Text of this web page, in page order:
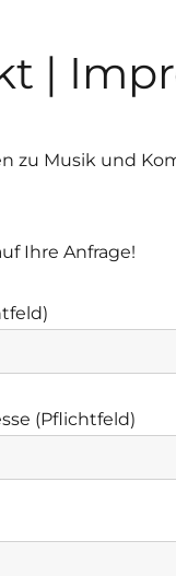
|
zu Musik und
Ihre Anfrage!
(Pflichtfeld)